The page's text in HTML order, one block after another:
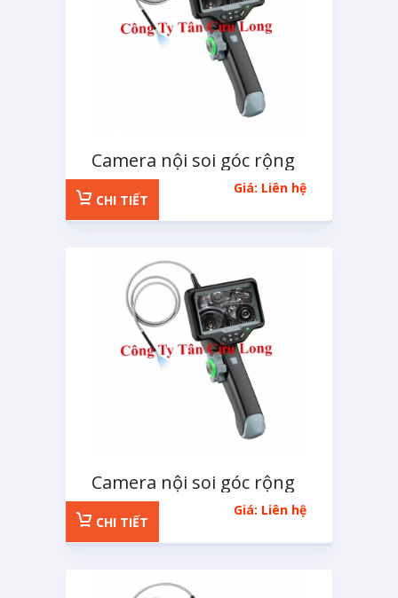
Camera nội soi góc rộng
Avanline 2.8mm
Giá: Liên hệ
CHI TIẾT
Camera nội soi góc rộng
Avanline 4.0mm
Giá: Liên hệ
CHI TIẾT